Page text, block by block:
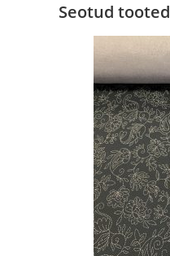
Seotud tooted